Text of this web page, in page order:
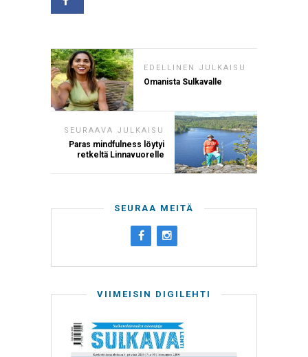
EDELLINEN JULKAISU
Omanista Sulkavalle
SEURAAVA JULKAISU
Paras mindfulness löytyi
retkeltä Linnavuorelle
SEURAA MEITÄ
VIIMEISIN DIGILEHTI